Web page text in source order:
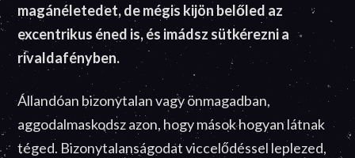
magánéletedet, de mégis kijön belőled az
excentrikus éned is, és imádsz sütkérezni a
rivaldafényben.
Állandóan bizonytalan vagy önmagadban,
aggodalmaskodsz azon, hogy mások hogyan látnak
téged. Bizonytalanságodat viccelődéssel leplezed,